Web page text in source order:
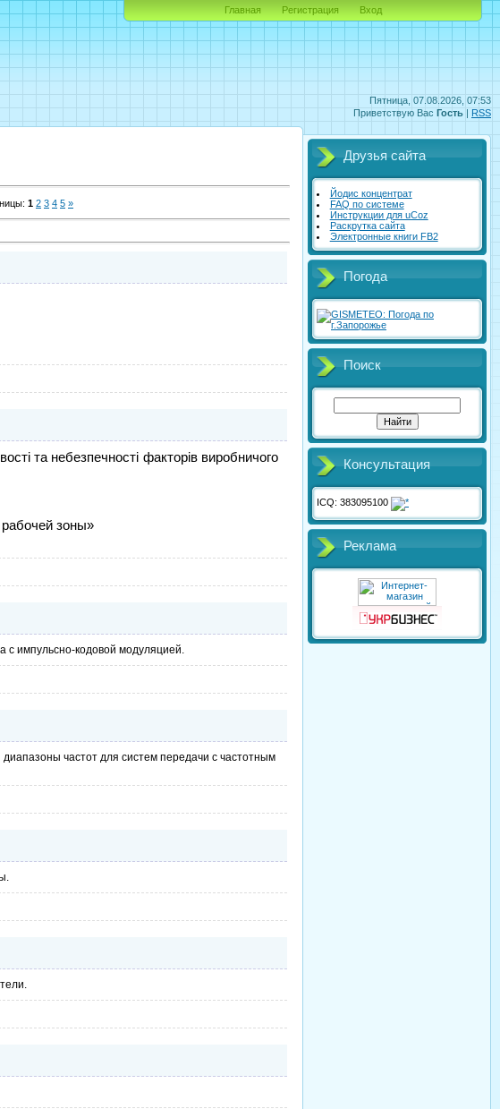
Пятница, 07.08.2026, 07:53
Приветствую Вас Гость | RSS
Главная Регистрация Вход
: 1 2 3 4 5 »
та небезпечності факторів виробничого
рабочей зоны»
с импульсно-кодовой модуляцией.
частот для систем передачи с частотным
Друзья сайта
Йодис концентрат
FAQ по системе
Инструкции для uCoz
Раскрутка сайта
Электронные книги FB2
Погода
Поиск
Консультация
ICQ: 383095100
Реклама